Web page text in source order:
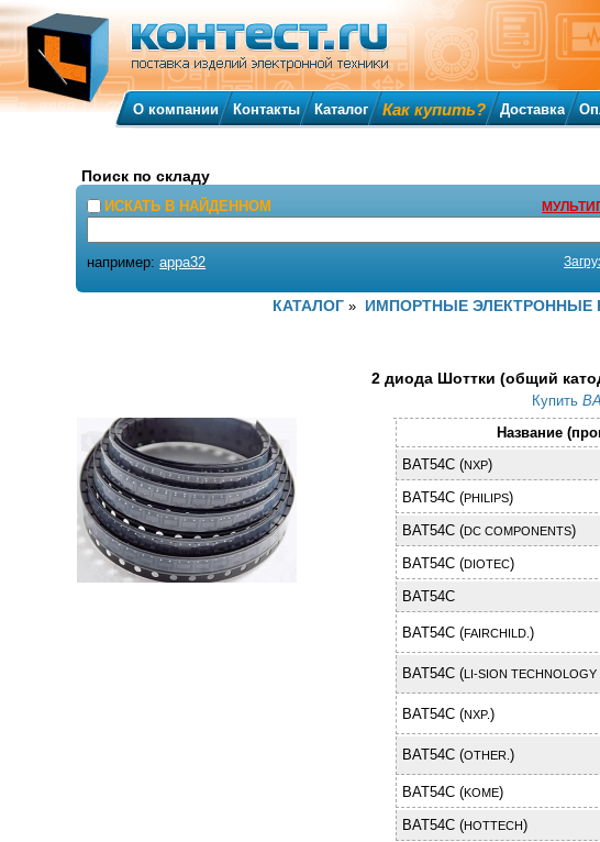
2 диода Шоттки (общий
Купить
Название
BAT54C (NXP)
BAT54C (PHILIPS)
BAT54C (DC COMPONENTS)
BAT54C (DIOTEC)
BAT54C
BAT54C (FAIRCHILD. )
BAT54C (LI-SION TECHNOLOGY
BAT54C (NXP.)
BAT54C (OTHER. )
BAT54C (KOME)
BAT54C (HOTTECH)
КАТАЛОГ » ИМПОРТНЫЕ ЭЛЕКТРОННЫЕ
О компании Контакты Каталог Как купить? Доставка
Поиск по складу
ИСКАТЬ В НАЙДЕННОМ
например:appa32